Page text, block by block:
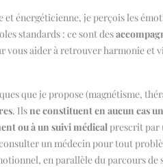
et énergéticienne, je perçois les
standards : ce sont des
vous aider à retrouver harmonie et
que je propose (magnétisme,
. Ilsne constituent en aucun cas
ou à un suivi médical prescrit par
un médecin pour tout
en parallèle du parcours de